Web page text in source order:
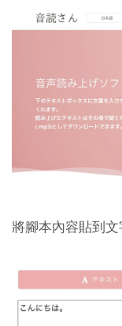
將腳本內容貼到文